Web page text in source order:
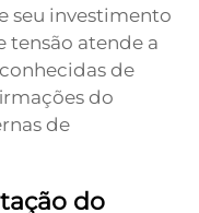
seu investimento
atende a
de
do
de
do